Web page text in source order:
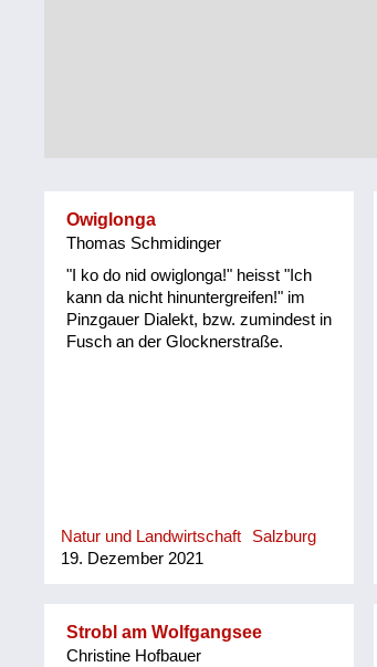
Owiglonga
Thomas Schmidinger
"I ko do nid owiglonga!" heisst "Ich
kann da nicht hinuntergreifen!" im
Pinzgauer Dialekt, bzw. zumindest in
Fusch an der Glocknerstraße.
Natur und Landwirtschaft
Salzburg
19. Dezember 2021
Strobl am Wolfgangsee
Christine Hofbauer